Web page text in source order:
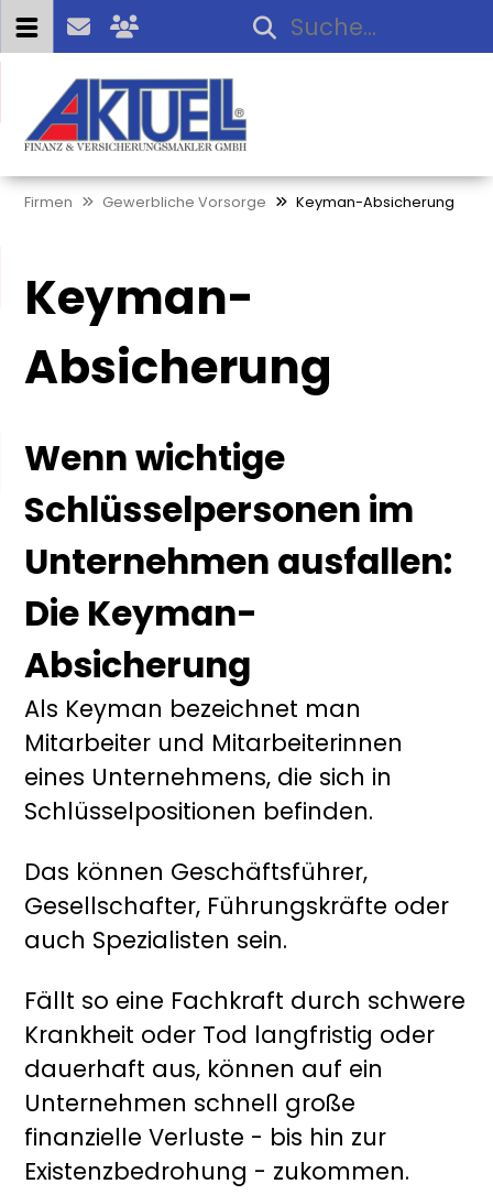
Firmen Gewerbliche Vorsorge Keyman-Absicherung
Keyman-
Absicherung
Wenn wichtige
Schlüsselpersonen im
Unternehmen ausfallen:
Die Keyman-
Absicherung
Als Keyman bezeichnet man
Mitarbeiter und Mitarbeiterinnen
eines Unternehmens, die sich in
Schlüsselpositionen befinden.
Das können Geschäftsführer,
Gesellschafter, Führungskräfte oder
auch Spezialisten sein.
Fällt so eine Fachkraft durch schwere
Krankheit oder Tod langfristig oder
dauerhaft aus, können auf ein
Unternehmen schnell große
finanzielle Verluste - bis hin zur
Existenzbedrohung - zukommen.